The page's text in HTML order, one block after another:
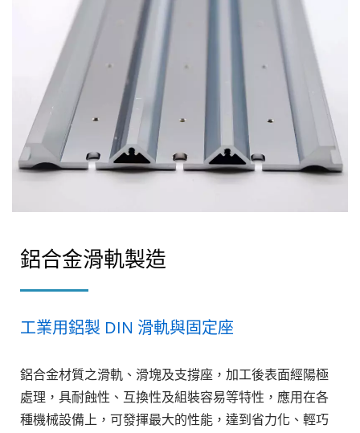
鋁合金滑軌製造
工業用鋁製 DIN 滑軌與固定座
鋁合金材質之滑軌、滑塊及支撐座，加工後表面經陽極
處理，具耐蝕性、互換性及組裝容易等特性，應用在各
種機械設備上，可發揮最大的性能，達到省力化、輕巧